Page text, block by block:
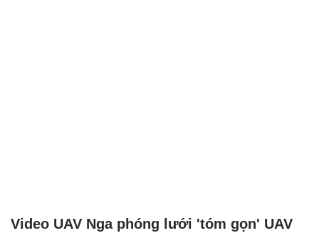
Video UAV Nga phóng lưới 'tóm gọn' UAV